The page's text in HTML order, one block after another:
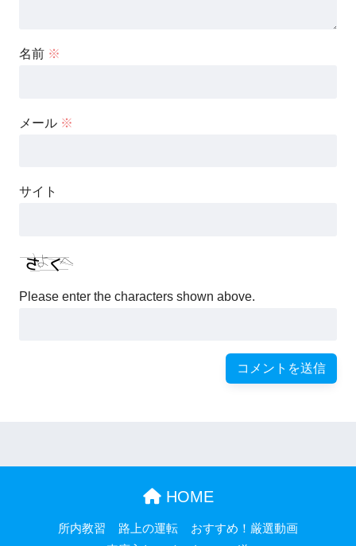
名前 ※
メール ※
サイト
Please enter the characters shown above.
HOME
所内教習 路上の運転
おすすめ！厳選動画